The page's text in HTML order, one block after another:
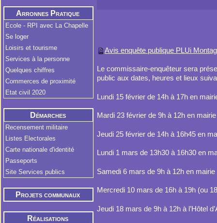
Arronnes Pratique
Ecole - RPI avec La Chapelle
Se loger
Loisirs et tourisme
Services à la personne
Quelques chiffres
Commerces de proximité
Etat civil 2020
Démarches
Administratives
Recensement militaire
Listes Electorales
Carte nationale d'identité
Passeports
Site Services publics
Projets communaux
Réalisations
Avis enquête publique PLUi
Le commissaire-enquêteur sera
public aux dates, heures et lieux
Lundi 15 février de 14h à 17h en
Mardi 23 février de 9h à 12h en
Jeudi 25 février de 14h à 16h45 en
Lundi 1 mars de 13h30 à 16h30 en
Samedi 6 mars de 9h à 12h en
Mercredi 10 mars de 16h à 19h (ou
Jeudi 18 mars de 9h à 12h à l’Hôtel